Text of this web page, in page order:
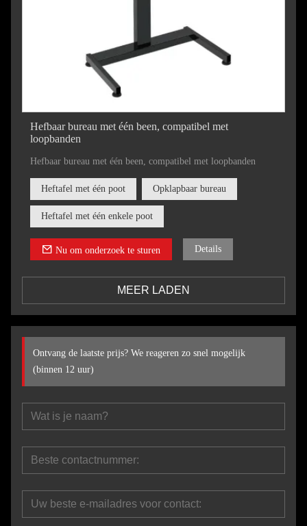
Hefbaar bureau met één been, compatibel met
loopbanden
Hefbaar bureau met één been, compatibel met loopbanden
Heftafel met één poot Opklapbaar bureau
Heftafel met één enkele poot
Nu om onderzoek te sturen Details
MEER LADEN
Ontvang de laatste prijs? We reageren zo snel mogelijk
(binnen 12 uur)